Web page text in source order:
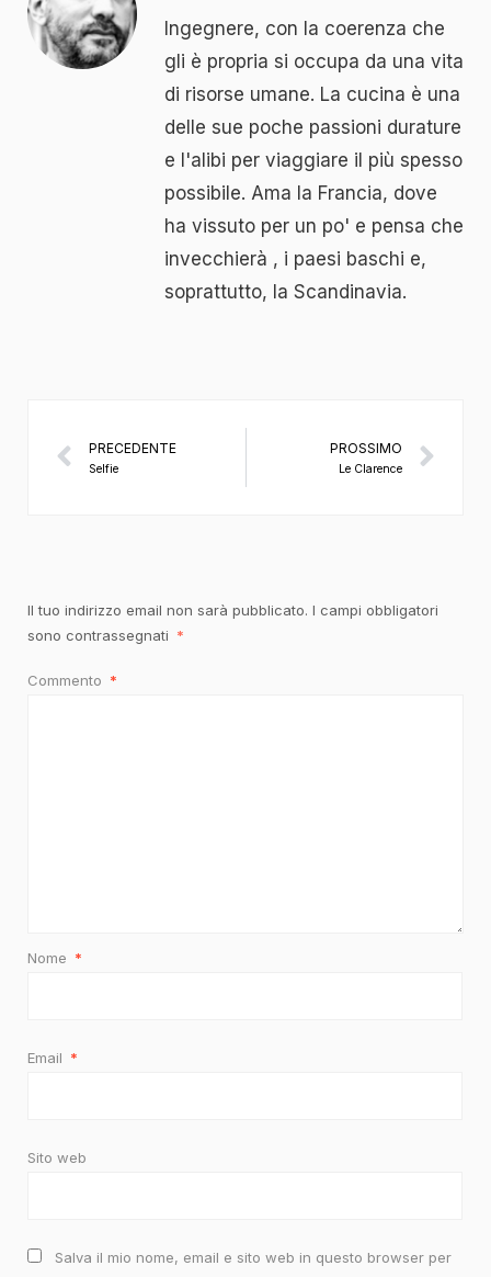
Ingegnere, con la coerenza che
gli è propria si occupa da una vita
di risorse umane. La cucina è una
delle sue poche passioni durature
e l'alibi per viaggiare il più spesso
possibile. Ama la Francia, dove
ha vissuto per un po' e pensa che
invecchierà , i paesi baschi e,
soprattutto, la Scandinavia.
PRECEDENTE
Selfie
PROSSIMO
Le Clarence
Il tuo indirizzo email non sarà pubblicato. I campi obbligatori
sono contrassegnati *
Commento *
Nome *
Email *
Sito web
Salva il mio nome, email e sito web in questo browser per